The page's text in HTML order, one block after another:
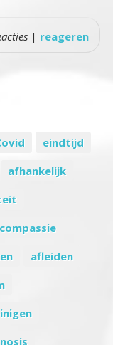
| reageren
eindtijd
afhankelijk
compassie
afleiden